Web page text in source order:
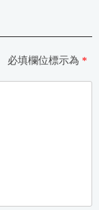
必填欄位標示為 *